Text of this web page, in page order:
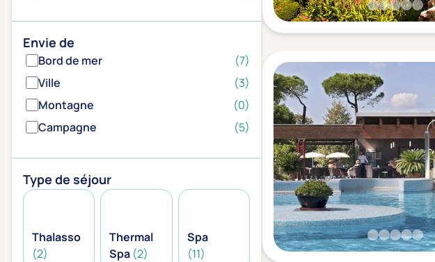
Envie de
Bord de mer
(7)
Ville
(3)
Montagne
(0)
Campagne
(5)
Type de séjour
Thalasso
(2)
Thermal
Spa (2)
Spa
(11)